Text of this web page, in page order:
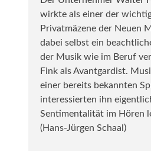
wirkte als einer der
Privatmäzene der Neuen
dabei selbst ein
der Musik wie im Beruf
Fink als Avantgardist.
einer bereits bekannten
interessierten ihn
Sentimentalität im Hören
(Hans-Jürgen Schaal)